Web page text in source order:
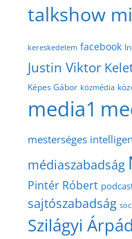
talkshow
kereskedelem facebook
Justin Viktor
Képes Gábor közmédia
media1
mesterséges
médiaszabadság
Pintér Róbert
sajtószabadság
Szilágyi Árpád